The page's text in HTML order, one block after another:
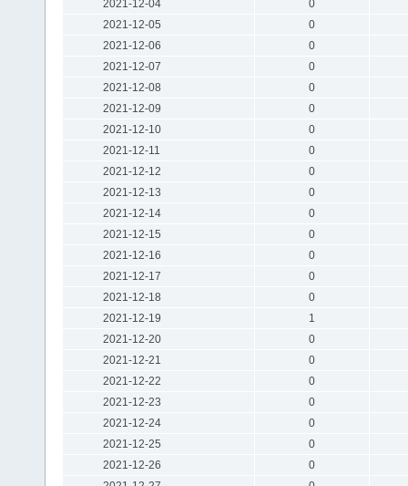
2021-12-04
0
2021-12-05
0
2021-12-06
0
2021-12-07
0
2021-12-08
0
2021-12-09
0
2021-12-10
0
2021-12-11
0
2021-12-12
0
2021-12-13
0
2021-12-14
0
2021-12-15
0
2021-12-16
0
2021-12-17
0
2021-12-18
0
2021-12-19
1
2021-12-20
0
2021-12-21
0
2021-12-22
0
2021-12-23
0
2021-12-24
0
2021-12-25
0
2021-12-26
0